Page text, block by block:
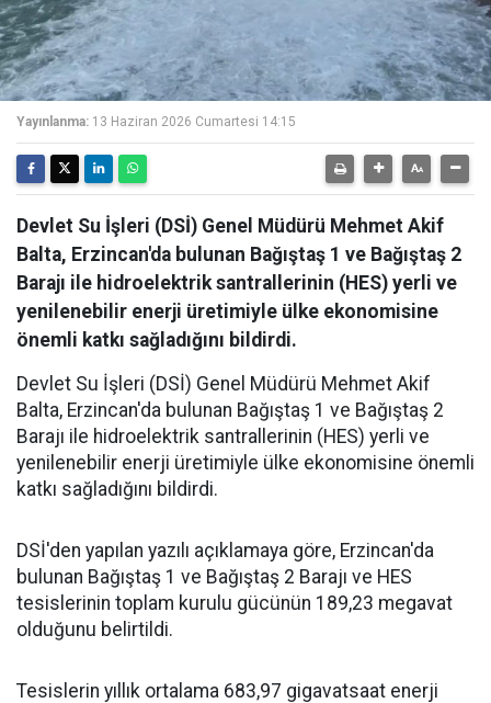
Yayınlanma: 13 Haziran 2026 Cumartesi 14:15
Devlet Su İşleri (DSİ) Genel Müdürü Mehmet Akif
Balta, Erzincan'da bulunan Bağıştaş 1 ve Bağıştaş 2
Barajı ile hidroelektrik santrallerinin (HES) yerli ve
yenilenebilir enerji üretimiyle ülke ekonomisine
önemli katkı sağladığını bildirdi.
Devlet Su İşleri (DSİ) Genel Müdürü Mehmet Akif
Balta, Erzincan'da bulunan Bağıştaş 1 ve Bağıştaş 2
Barajı ile hidroelektrik santrallerinin (HES) yerli ve
yenilenebilir enerji üretimiyle ülke ekonomisine önemli
katkı sağladığını bildirdi.
DSİ'den yapılan yazılı açıklamaya göre, Erzincan'da
bulunan Bağıştaş 1 ve Bağıştaş 2 Barajı ve HES
tesislerinin toplam kurulu gücünün 189,23 megavat
olduğunu belirtildi.
Tesislerin yıllık ortalama 683,97 gigavatsaat enerji